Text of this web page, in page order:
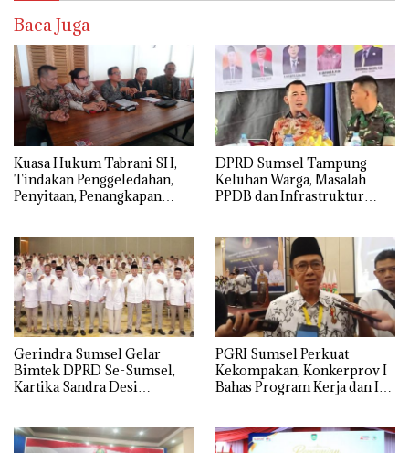
Baca Juga
‎Kuasa Hukum Tabrani SH,
Tindakan Penggeledahan,
Penyitaan, Penangkapan
Melalui Mekanisme
Praperadilan
DPRD Sumsel Tampung
Keluhan Warga, Masalah
PPDB dan Infrastruktur
Gerindra Sumsel Gelar
Bimtek DPRD Se-Sumsel,
Kartika Sandra Desi
PGRI Sumsel Perkuat
Kekompakan, Konkerprov I
Bahas Program Kerja dan Isu